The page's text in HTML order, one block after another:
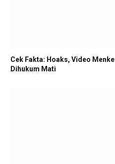
Cek Fakta: Hoaks, Video
Dihukum Mati